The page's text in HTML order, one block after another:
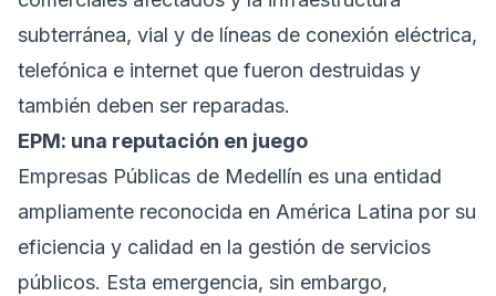
subterránea, vial y de líneas de conexión eléctrica,
telefónica e internet que fueron destruidas y
también deben ser reparadas.
EPM: una reputación en juego
Empresas Públicas de Medellín es una entidad
ampliamente reconocida en América Latina por su
eficiencia y calidad en la gestión de servicios
públicos. Esta emergencia, sin embargo,